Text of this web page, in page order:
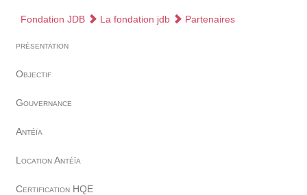
Fondation JDB La fondation jdb Partenaires
présentation
Objectif
Gouvernance
Antéïa
Location Antéïa
Certification HQE